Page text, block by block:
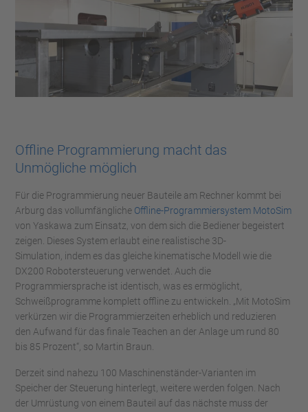
Offline Programmierung macht das
Unmögliche möglich
Für die Programmierung neuer Bauteile am Rechner kommt bei
Arburg das vollumfängliche Offline-Programmiersystem MotoSim
von Yaskawa zum Einsatz, von dem sich die Bediener begeistert
zeigen. Dieses System erlaubt eine realistische 3D-
Simulation, indem es das gleiche kinematische Modell wie die
DX200 Robotersteuerung verwendet. Auch die
Programmiersprache ist identisch, was es ermöglicht,
Schweißprogramme komplett offline zu entwickeln. „Mit MotoSim
verkürzen wir die Programmierzeiten erheblich und reduzieren
den Aufwand für das finale Teachen an der Anlage um rund 80
bis 85 Prozent“, so Martin Braun.
Derzeit sind nahezu 100 Maschinenständer-Varianten im
Speicher der Steuerung hinterlegt, weitere werden folgen. Nach
der Umrüstung von einem Bauteil auf das nächste muss der